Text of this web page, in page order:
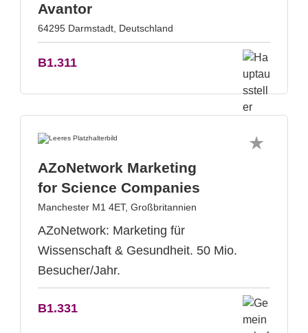
Avantor
64295 Darmstadt, Deutschland
B1.311
AZoNetwork Marketing
for Science Companies
Manchester M1 4ET, Großbritannien
AZoNetwork: Marketing für
Wissenschaft & Gesundheit. 50 Mio.
Besucher/Jahr.
B1.331